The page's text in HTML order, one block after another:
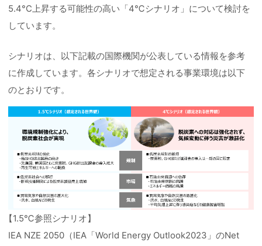
5.4°C上昇する可能性の高い「4℃シナリオ」について検討を
しています。
シナリオは、以下記載の国際機関が公表している情報を参考
に作成しています。各シナリオで想定される事業環境は以下
のとおりです。
【1.5℃参照シナリオ】
IEA NZE 2050（IEA「World Energy Outlook2023」のNet